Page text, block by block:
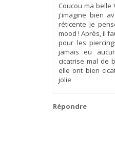
Coucou ma
j'imagine bien
réticente je
mood ! Après, il
pour les
jamais eu
cicatrise mal de
elle ont bien
jolie
Répondre